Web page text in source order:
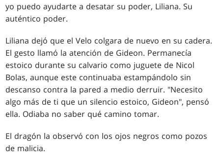
yo puedo ayudarte a desatar su poder, Liliana. Su
auténtico poder.
Liliana dejó que el Velo colgara de nuevo en su cadera.
El gesto llamó la atención de Gideon. Permanecía
estoico durante su calvario como juguete de Nicol
Bolas, aunque este continuaba estampándolo sin
descanso contra la pared a medio derruir. "Necesito
algo más de ti que un silencio estoico, Gideon", pensó
ella. Odiaba no saber qué camino tomar.
El dragón la observó con los ojos negros como pozos
de malicia.